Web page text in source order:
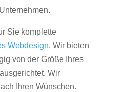
Sie komplette
Webdesign. Wir bieten
von der Größe Ihres
Wir
Ihren Wünschen.